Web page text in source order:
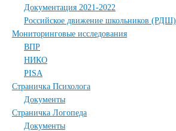
Документация 2021-2022
Российское движение школьников (РДШ)
Мониторинговые исследования
ВПР
НИКО
PISA
Страничка Психолога
Документы
Страничка Логопеда
Документы